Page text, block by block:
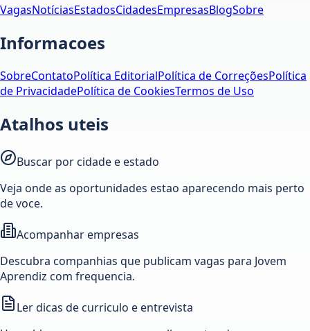
VagasNotíciasEstadosCidadesEmpresasBlogSobre
Informacoes
SobreContatoPolítica EditorialPolítica de CorreçõesPolítica
de PrivacidadePolítica de CookiesTermos de Uso
Atalhos uteis
Buscar por cidade e estado
Veja onde as oportunidades estao aparecendo mais perto
de voce.
Acompanhar empresas
Descubra companhias que publicam vagas para Jovem
Aprendiz com frequencia.
Ler dicas de curriculo e entrevista